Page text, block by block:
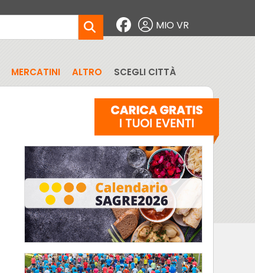
MIO VR
MERCATINI ALTRO SCEGLI CITTÀ